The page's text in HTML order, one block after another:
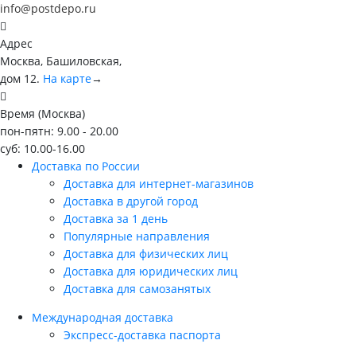
info@postdepo.ru
Адрес
Москва, Башиловская,
дом 12. На карте→
Время (Москва)
пон-пятн: 9.00 - 20.00
суб: 10.00-16.00
Доставка по России
Доставка для интернет-магазинов
Доставка в другой город
Доставка за 1 день
Популярные направления
Доставка для физических лиц
Доставка для юридических лиц
Доставка для самозанятых
Международная доставка
Экспресс-доставка паспорта